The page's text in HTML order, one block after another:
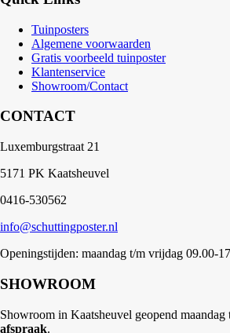
Tuinposters
Algemene voorwaarden
Gratis voorbeeld tuinposter
Klantenservice
Showroom/Contact
CONTACT
Luxemburgstraat 21
5171 PK Kaatsheuvel
0416-530562
info@schuttingposter.nl
Openingstijden: maandag t/m vrijdag 09.00-
SHOWROOM
Showroom in Kaatsheuvel geopend maandag
afspraak.